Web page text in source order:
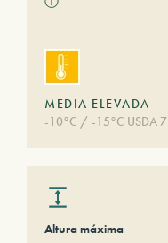
MEDIA ELEVADA
-10°C / -15°C USDA 7
Altura máxima